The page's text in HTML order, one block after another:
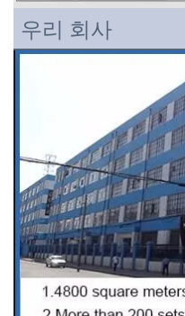
우리 회사